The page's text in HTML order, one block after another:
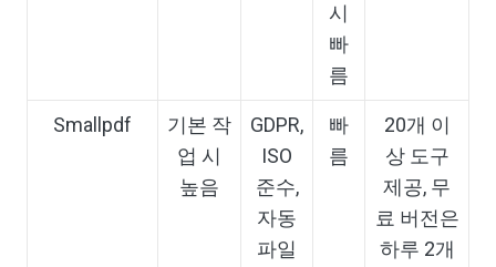
시
빠
름
Smallpdf
기본 작
업 시
높음
GDPR,
ISO
준수,
자동
파일
빠
름
20개 이
상 도구
제공, 무
료 버전은
하루 2개